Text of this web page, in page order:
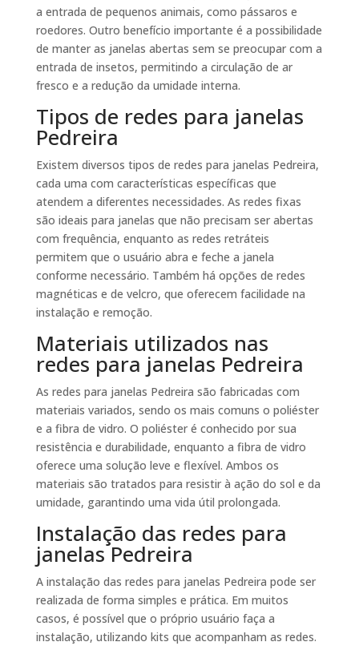
a entrada de pequenos animais, como pássaros e
roedores. Outro benefício importante é a possibilidade
de manter as janelas abertas sem se preocupar com a
entrada de insetos, permitindo a circulação de ar
fresco e a redução da umidade interna.
Tipos de redes para janelas
Pedreira
Existem diversos tipos de redes para janelas Pedreira,
cada uma com características específicas que
atendem a diferentes necessidades. As redes fixas
são ideais para janelas que não precisam ser abertas
com frequência, enquanto as redes retráteis
permitem que o usuário abra e feche a janela
conforme necessário. Também há opções de redes
magnéticas e de velcro, que oferecem facilidade na
instalação e remoção.
Materiais utilizados nas
redes para janelas Pedreira
As redes para janelas Pedreira são fabricadas com
materiais variados, sendo os mais comuns o poliéster
e a fibra de vidro. O poliéster é conhecido por sua
resistência e durabilidade, enquanto a fibra de vidro
oferece uma solução leve e flexível. Ambos os
materiais são tratados para resistir à ação do sol e da
umidade, garantindo uma vida útil prolongada.
Instalação das redes para
janelas Pedreira
A instalação das redes para janelas Pedreira pode ser
realizada de forma simples e prática. Em muitos
casos, é possível que o próprio usuário faça a
instalação, utilizando kits que acompanham as redes.